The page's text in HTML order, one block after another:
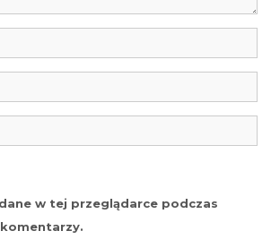
w tej przeglądarce podczas